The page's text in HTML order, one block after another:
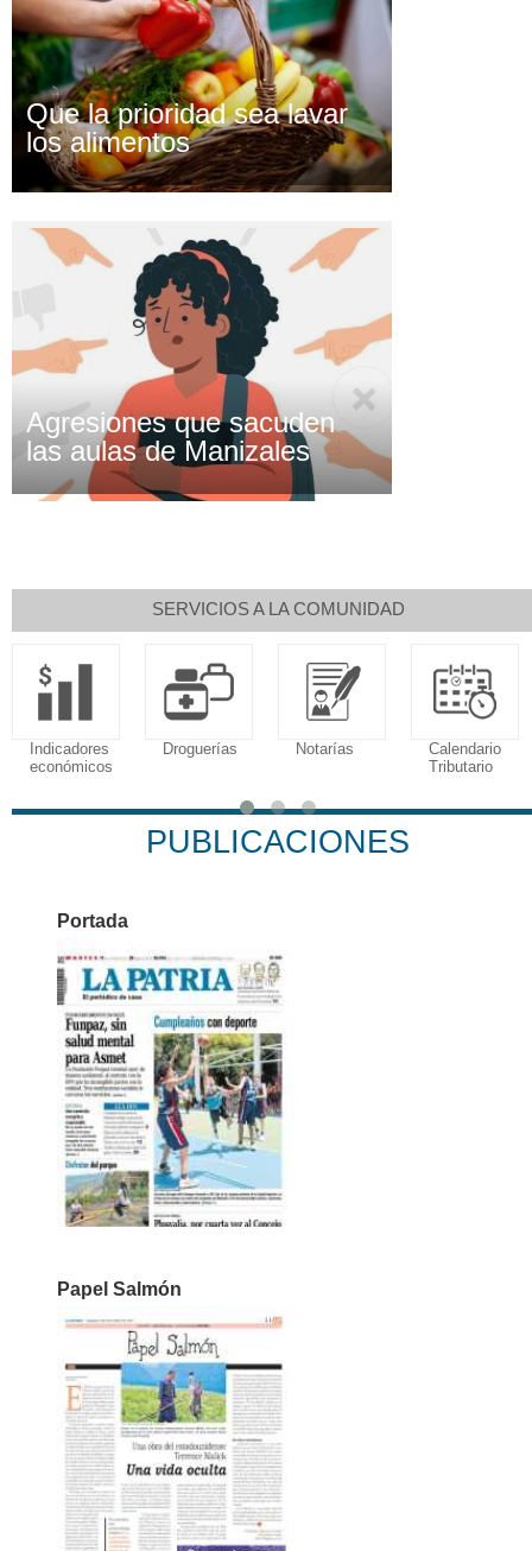
Que la prioridad sea lavar
los alimentos
Agresiones que sacuden
las aulas de Manizales
SERVICIOS A LA COMUNIDAD
Indicadores
económicos
Droguerías Notarías
Calendario
Tributario
PUBLICACIONES
Portada
Papel Salmón